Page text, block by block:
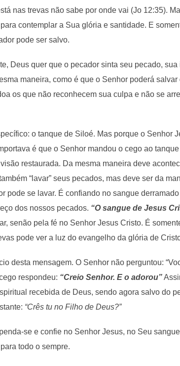
nas trevas não sabe por onde vai (Jo 12:35).
contemplar a Sua glória e santidade. E
pode ser salvo.
Deus quer que o pecador sinta seu pecado,
maneira, como é que o Senhor poderá
os que não reconhecem sua culpa e não se
o tanque de Siloé. Mas porque o Senhor
é que o Senhor mandou o cego ao
restaurada. Da mesma maneira deve
“lavar” seus pecados, mas deve ser da
pode se lavar. É confiando no sangue
dos nossos pecados. “O sangue de Jesus
senão pela fé no Senhor Jesus Cristo. É
pode ver a luz do evangelho da glória de
desta mensagem. O Senhor não perguntou:
respondeu: “Creio Senhor. E o adorou”
recebida de Deus, sendo agora salvo do
“Crês tu no Filho de Deus?”
se e confie no Senhor Jesus, no Seu
todo o sempre.